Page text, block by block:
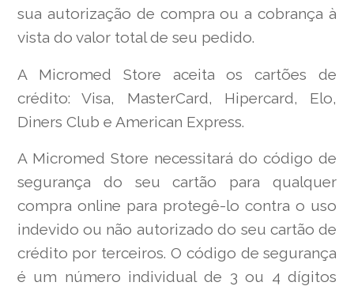
sua autorização de compra ou a cobrança à
vista do valor total de seu pedido.
A Micromed Store aceita os cartões de
crédito: Visa, MasterCard, Hipercard, Elo,
Diners Club e American Express.
A Micromed Store necessitará do código de
segurança do seu cartão para qualquer
compra online para protegê-lo contra o uso
indevido ou não autorizado do seu cartão de
crédito por terceiros. O código de segurança
é um número individual de 3 ou 4 dígitos